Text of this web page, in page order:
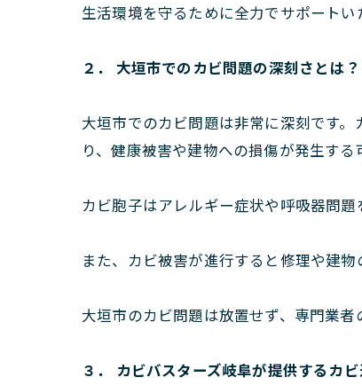
生活環境を守るために全力でサポートい
２． 大垣市でのカビ問題の深刻さとは？
大垣市でのカビ問題は非常に深刻です
り、健康被害や建物への損傷が発生する
カビ胞子はアレルギー症状や呼吸器問
また、カビ被害が進行すると修理や建
大垣市のカビ問題は放置せず、専門業者
３． カビバスターズ岐阜が提供するカ